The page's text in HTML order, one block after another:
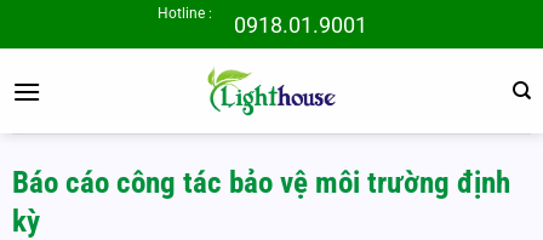
qua
dung
Hotline : 0918.01.9001
Báo cáo công tác bảo vệ môi trường định
kỳ